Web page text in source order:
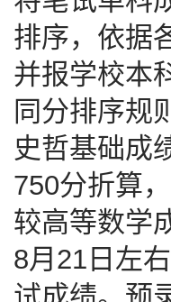
排序，依据
并报学校本
同分排序规
史哲基础成
750分折算
较高等数学
8月21日左